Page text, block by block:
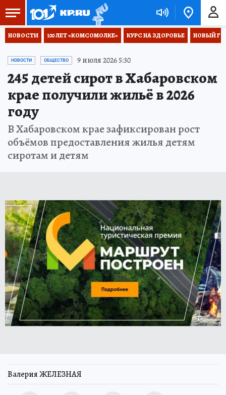
НОВОСТИ 100 ЛЕТ «КОМСОМОЛКЕ» КУРС НА ЗДОРОВЬЕ НОВЫЙ
НОВОСТИ ОБЩЕСТВО 9 июля 2026 5:30
245 детей сирот в Хабаровском
крае получили жильё в 2026
году
В Хабаровском крае зафиксирован рост
объёмов предоставления жилья детям
сиротам и детям
Валерия ЖЕЛЕЗНАЯ